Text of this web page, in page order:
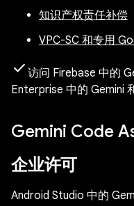
知识产权责任补偿
VPC-SC 和专用
check 访问 Firebase 中的
Enterprise 中的 Gemini
Gemini Code
企业许可
Android Studio 中的